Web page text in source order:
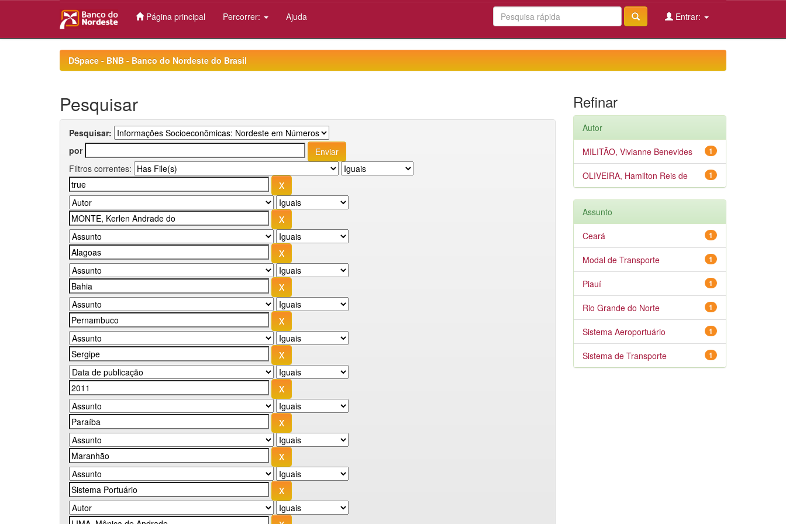
Página principal Percorrer: Ajuda Entrar:
DSpace - BNB - Banco do Nordeste do Brasil
Pesquisar
Pesquisar:
por
Filtros correntes:
Refinar
Autor
1
MILITÃO, Vivianne Benevides
1
OLIVEIRA, Hamilton Reis de
Assunto
1
Ceará
1
Modal de Transporte
1
Piauí
1
Rio Grande do Norte
1
Sistema Aeroportuário
1
Sistema de Transporte